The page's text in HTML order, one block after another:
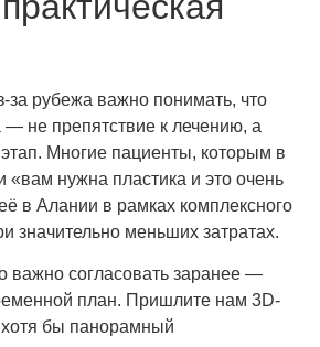
за рубежа важно понимать, что
— не препятствие к лечению, а
Многие пациенты, которым в
«вам нужна пластика и это очень
в Алании в рамках комплексного
значительно меньших затратах.
важно согласовать заранее —
план. Пришлите нам 3D-
бы панорамный